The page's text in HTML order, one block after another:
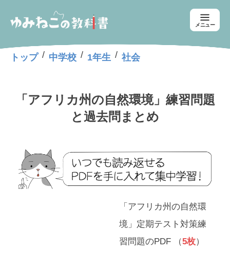
メニュー
トップ / 中学校 / 1年生 / 社会
「アフリカ州の自然環境」練習問題
と過去問まとめ
「アフリカ州の自然環
境」定期テスト対策練
習問題のPDF （5枚）